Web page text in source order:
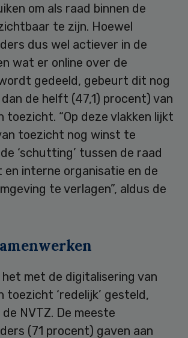
om als raad binnen de
te zijn. Hoewel
dus wel actiever in de
wat er online over de
gedeeld, gebeurt dit nog
de helft (47,1) procent) van
toezicht. “Op deze vlakken lijkt
toezicht nog winst te
‘schutting’ tussen de raad
interne organisatie en de
te verlagen”, aldus de
het met de digitalisering van
toezicht ‘redelijk’ gesteld,
NVTZ. De meeste
(71 procent) gaven aan